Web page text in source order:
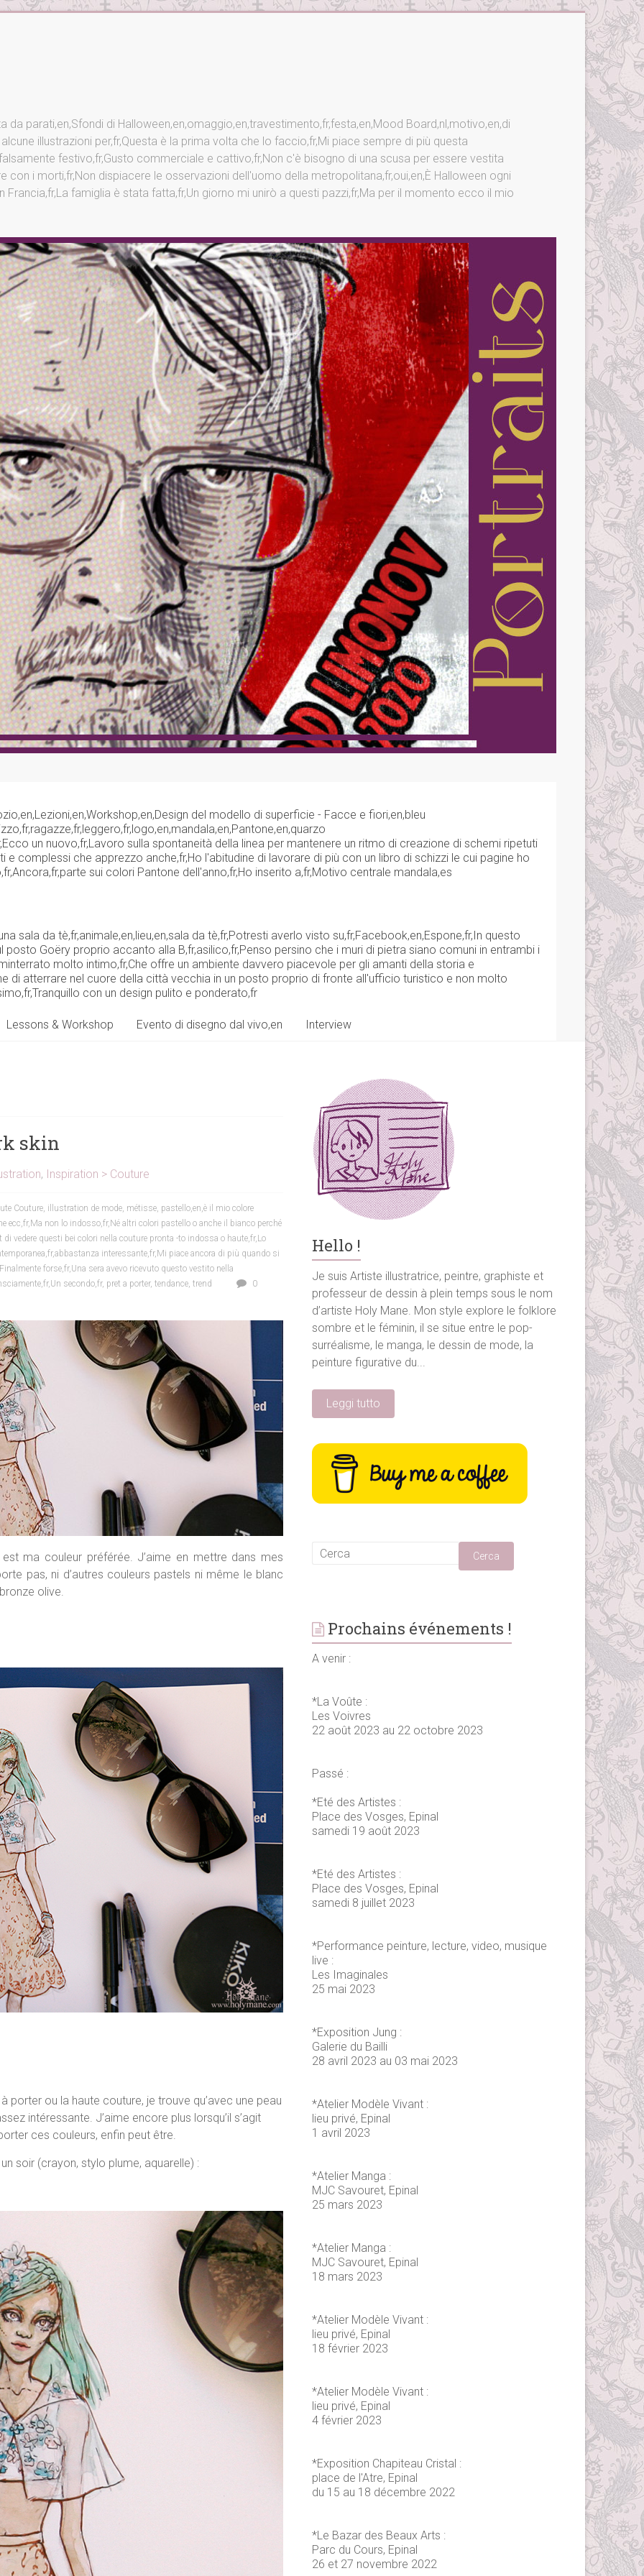
da parati,en,Sfondi di Halloween,en,omaggio,en,travestimento,fr,festa,en,Mood Board,nl,motivo,en,di
illustrazioni per,fr,Questa è la prima volta che lo faccio,fr,Mi piace sempre di più questa
festivo,fr,Gusto commerciale e cattivo,fr,Non c'è bisogno di una scusa per essere vestita
i morti,fr,Non dispiacere le osservazioni dell'uomo della metropolitana,fr,oui,en,È Halloween ogni
famiglia è stata fatta,fr,Un giorno mi unirò a questi pazzi,fr,Ma per il momento ecco il mio
del modello di superficie - Facce e fiori,en,bleu
un nuovo,fr,Lavoro sulla spontaneità della linea per mantenere un ritmo di creazione di schemi ripetuti
e complessi che apprezzo anche,fr,Ho l'abitudine di lavorare di più con un libro di schizzi le cui pagine ho
sui colori Pantone dell'anno,fr,Ho inserito a,fr,Motivo centrale mandala,es
sala da tè,fr,animale,en,lieu,en,sala da tè,fr,Potresti averlo visto su,fr,Facebook,en,Espone,fr,In questo
Goëry proprio accanto alla B,fr,asilico,fr,Penso persino che i muri di pietra siano comuni in entrambi i
molto intimo,fr,Che offre un ambiente davvero piacevole per gli amanti della storia e
di atterrare nel cuore della città vecchia in un posto proprio di fronte all'ufficio turistico e non molto
con un design pulito e ponderato,fr
Lessons & Workshop Evento di disegno dal vivo,en Interview
skin
, Inspiration > Couture
Couture, illustration de mode, métisse, pastello,en,è il mio colore
ecc,fr,Ma non lo indosso,fr,Né altri colori pastello o anche il bianco perché
vedere questi bei colori nella couture pronta -to indossa o haute,fr,Lo
interessante,fr,Mi piace ancora di più quando si
forse,fr,Una sera avevo ricevuto questo vestito nella
secondo,fr, pret a porter, tendance, trend 0
ma couleur préférée. J’aime en mettre dans mes
pas, ni d’autres couleurs pastels ni même le blanc
olive.
ou la haute couture, je trouve qu’avec une peau
intéressante. J’aime encore plus lorsqu’il s’agit
ces couleurs, enfin peut être.
soir (crayon, stylo plume, aquarelle) :
Hello !
Je suis Artiste illustratrice, peintre, graphiste et
professeur de dessin à plein temps sous le nom
d’artiste Holy Mane. Mon style explore le folklore
sombre et le féminin, il se situe entre le pop-
surréalisme, le manga, le dessin de mode, la
peinture figurative du...
Leggi tutto
Prochains événements !
A venir :
*La Voûte :
Les Voivres
22 août 2023 au 22 octobre 2023
Passé :
*Eté des Artistes :
Place des Vosges, Epinal
samedi 19 août 2023
*Eté des Artistes :
Place des Vosges, Epinal
samedi 8 juillet 2023
*Performance peinture, lecture, video, musique
live :
Les Imaginales
25 mai 2023
*Exposition Jung :
Galerie du Bailli
28 avril 2023 au 03 mai 2023
*Atelier Modèle Vivant :
lieu privé, Epinal
1 avril 2023
*Atelier Manga :
MJC Savouret, Epinal
25 mars 2023
*Atelier Manga :
MJC Savouret, Epinal
18 mars 2023
*Atelier Modèle Vivant :
lieu privé, Epinal
18 février 2023
*Atelier Modèle Vivant :
lieu privé, Epinal
4 février 2023
*Exposition Chapiteau Cristal :
place de l'Atre, Epinal
du 15 au 18 décembre 2022
*Le Bazar des Beaux Arts :
Parc du Cours, Epinal
26 et 27 novembre 2022